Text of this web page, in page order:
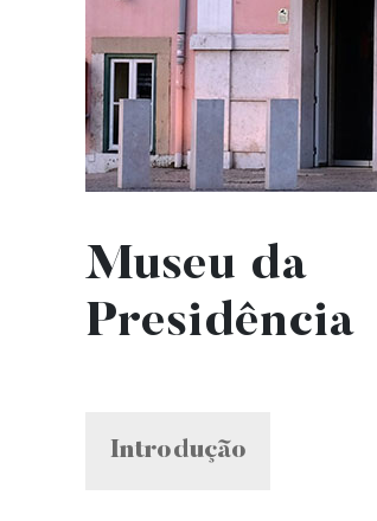
Museu da
Presidência
Introdução